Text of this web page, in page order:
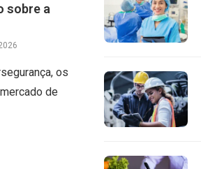
sobre a
os
de